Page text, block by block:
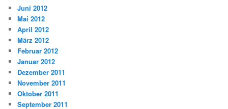
Juni 2012
Mai 2012
April 2012
März 2012
Februar 2012
Januar 2012
Dezember 2011
November 2011
Oktober 2011
September 2011